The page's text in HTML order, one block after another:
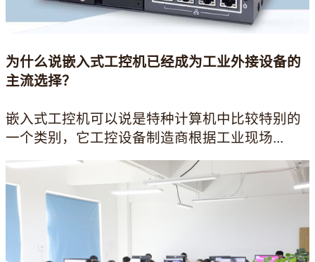
为什么说嵌入式工控机已经成为工业外接设备的
主流选择？
嵌入式工控机可以说是特种计算机中比较特别的
一个类别，它工控设备制造商根据工业现场...